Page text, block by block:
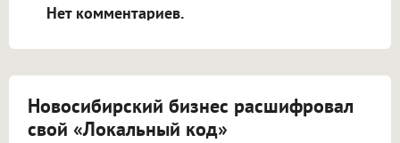
Нет комментариев.
Новосибирский бизнес расшифровал
свой «Локальный код»